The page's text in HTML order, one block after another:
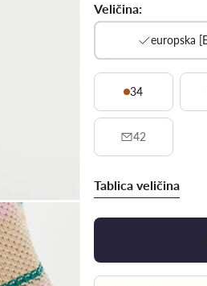
Veličina:
europska
34
42
Tablica veličina